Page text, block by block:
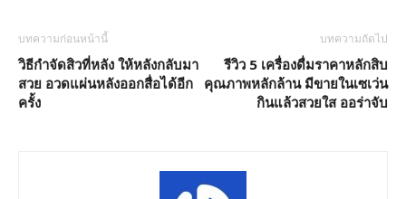
บทความก่อนหน้านี้
วิธีกำจัดสิวที่หลัง ให้หลังกลับมา
สวย อวดแผ่นหลังออกสื่อได้อีก
ครั้ง
บทความถัดไป
รีวิว 5 เครื่องดื่มราคาหลักสิบ
คุณภาพหลักล้าน มีขายในเซเว่น
กินแล้วสวยใส ออร่าจับ